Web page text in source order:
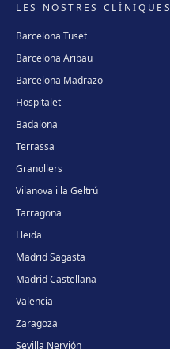
LES NOSTRES CLÍNIQUES
Barcelona Tuset
Barcelona Aribau
Barcelona Madrazo
Hospitalet
Badalona
Terrassa
Granollers
Vilanova i la Geltrú
Tarragona
Lleida
Madrid Sagasta
Madrid Castellana
Valencia
Zaragoza
Sevilla Nervión